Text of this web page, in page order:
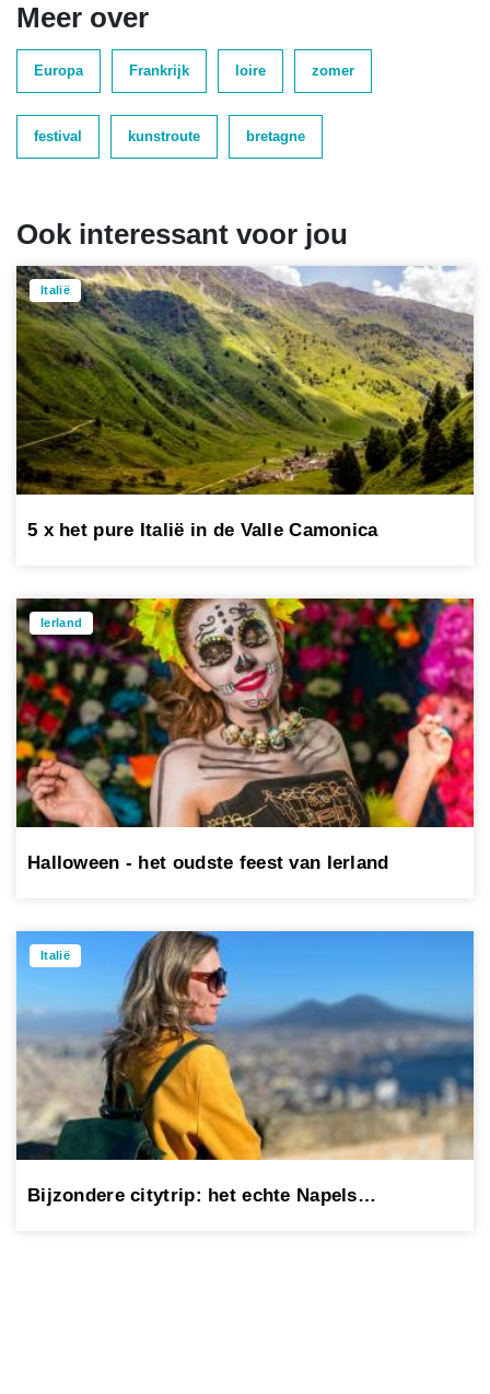
Meer over
Europa Frankrijk loire zomer
festival kunstroute bretagne
Ook interessant voor jou
Italië
5 x het pure Italië in de Valle Camonica
Ierland
Halloween - het oudste feest van Ierland
Italië
Bijzondere citytrip: het echte Napels…